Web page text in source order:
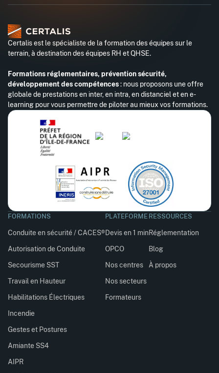
Certalis est le spécialiste de la formation des équipes sur le
terrain, à destination des équipes RH et QHSE.
Formations réglementaires, prévention sécurité,
développement des compétences: nous proposons une offre
globale de prestations en inter, en intra, en distanciel et en e-
learning pour vous permettre de piloter au mieux vos formations.
FORMATIONS
Conduite en sécurité / CACES®
Autorisation de Conduite
Secourisme SST
Travail en Hauteur
Habilitations Électriques
Incendie
Gestes et Postures
Amiante SS4
AIPR
PLATEFORME
Devis en 1 min
OPCO
Nos centres
Nos secteurs
Formateurs
RESSOURCES
Réglementation
Blog
À propos